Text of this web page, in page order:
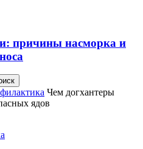
причины насморка и
Чем догхантеры
ядов